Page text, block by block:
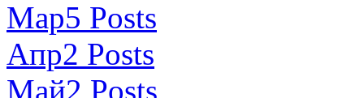
Мар5 Posts
Апр2 Posts
Май2 Posts